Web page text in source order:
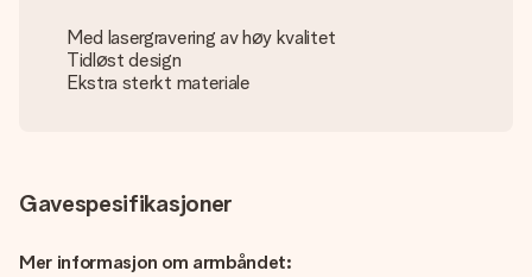
Med lasergravering av høy kvalitet
Tidløst design
Ekstra sterkt materiale
Gavespesifikasjoner
Mer informasjon om armbåndet: